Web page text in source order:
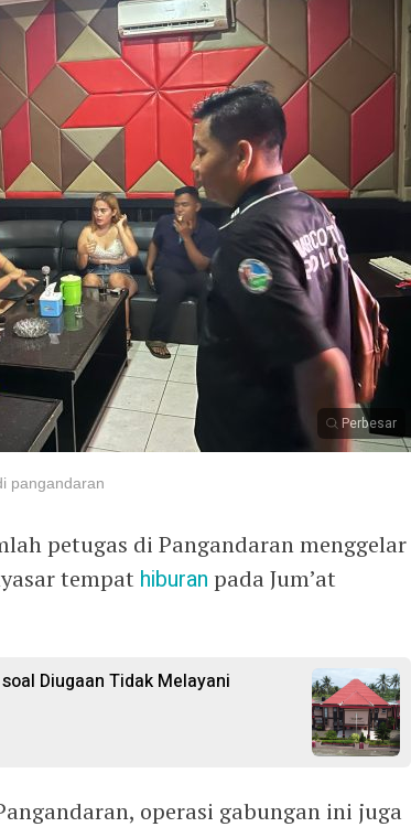
Perbesar
pangandaran
petugas di Pangandaran menggelar
tempat hiburan pada Jum’at
Diugaan Tidak Melayani
operasi gabungan ini juga